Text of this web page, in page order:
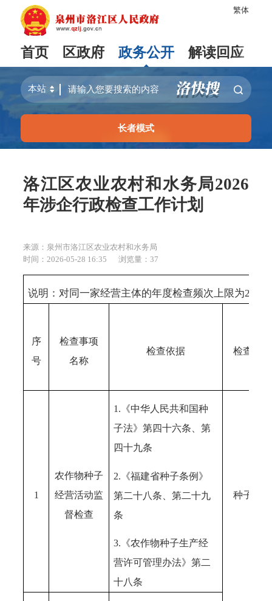
繁体
首页 区政府 政务公开 解读回应
长者模式
洛江区农业农村和水务局2026
年涉企行政检查工作计划
来源：泉州市洛江区农业农村和水务局
时间：2026-05-28 16:35
浏览量： 37
说明：对同一家经营主体的年度检查频次上限为2次。
序
号
检查事项
名称
检查依据 检查对象
1
农作物种子
经营活动监
督检查
1.《中华人民共和国种
子法》第四十六条、第
四十九条
2.《福建省种子条例》
第二十八条、第二十九
条
3.《农作物种子生产经
营许可管理办法》第二
十八条
种子企业